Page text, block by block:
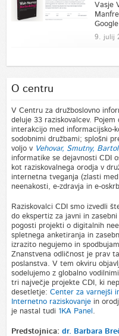
Vasje
9. julij
O centru
V Centru za družboslovno
deluje 33 raziskovalcev.
interakcijo med informacijsko-
sodobnimi družbami; splošni
voljo v Vehovar, Smutny,
informatike se dejavnosti CDI
kot raziskovalnega orodja v
internetna tveganja (zlasti
neenakosti, e-zdravja in e-
Raziskovalci CDI smo izvedli
do ekspertiz za javni in
pogosti projekti o digitalnih
spletnega anketiranja in
izrazito negujemo in
Znanstvena odličnost je prav
poslanstva. V tem okviru
sodelujemo z globalno
tri največje projekte CDI, ki
desetletje: Center za varnejši
Internetno raziskovanjein
je nastal tudi 1KA Panel .
Predstojnica: dr. Barbara